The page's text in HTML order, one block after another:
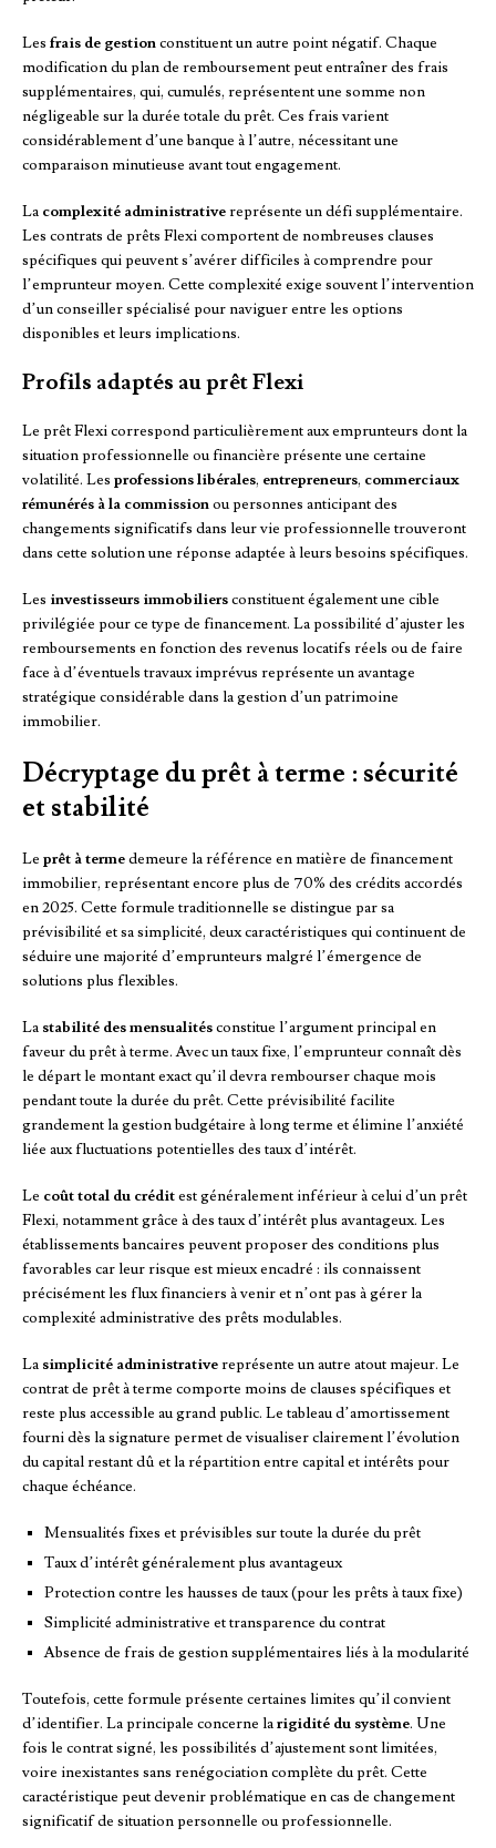
Les frais de gestionconstituent un autre point négatif. Chaque
modification du plan de remboursement peut entraîner des frais
supplémentaires, qui, cumulés, représentent une somme non
négligeable sur la durée totale du prêt. Ces frais varient
considérablement d’une banque à l’autre, nécessitant une
comparaison minutieuse avant tout engagement.
La complexité administrativereprésente un défi supplémentaire.
Les contrats de prêts Flexi comportent de nombreuses clauses
spécifiques qui peuvent s’avérer difficiles à comprendre pour
l’emprunteur moyen. Cette complexité exige souvent l’intervention
d’un conseiller spécialisé pour naviguer entre les options
disponibles et leurs implications.
Profils adaptés au prêt Flexi
Le prêt Flexi correspond particulièrement aux emprunteurs dont la
situation professionnelle ou financière présente une certaine
volatilité. Les professions libérales, entrepreneurs, commerciaux
rémunérés à la commissionou personnes anticipant des
changements significatifs dans leur vie professionnelle trouveront
dans cette solution une réponse adaptée à leurs besoins spécifiques.
Les investisseurs immobiliersconstituent également une cible
privilégiée pour ce type de financement. La possibilité d’ajuster les
remboursements en fonction des revenus locatifs réels ou de faire
face à d’éventuels travaux imprévus représente un avantage
stratégique considérable dans la gestion d’un patrimoine
immobilier.
Décryptage du prêt à terme : sécurité
et stabilité
Le prêt à termedemeure la référence en matière de financement
immobilier, représentant encore plus de 70% des crédits accordés
en 2025. Cette formule traditionnelle se distingue par sa
prévisibilité et sa simplicité, deux caractéristiques qui continuent de
séduire une majorité d’emprunteurs malgré l’émergence de
solutions plus flexibles.
La stabilité des mensualitésconstitue l’argument principal en
faveur du prêt à terme. Avec un taux fixe, l’emprunteur connaît dès
le départ le montant exact qu’il devra rembourser chaque mois
pendant toute la durée du prêt. Cette prévisibilité facilite
grandement la gestion budgétaire à long terme et élimine l’anxiété
liée aux fluctuations potentielles des taux d’intérêt.
Le coût total du créditest généralement inférieur à celui d’un prêt
Flexi, notamment grâce à des taux d’intérêt plus avantageux. Les
établissements bancaires peuvent proposer des conditions plus
favorables car leur risque est mieux encadré : ils connaissent
précisément les flux financiers à venir et n’ont pas à gérer la
complexité administrative des prêts modulables.
La simplicité administrativereprésente un autre atout majeur. Le
contrat de prêt à terme comporte moins de clauses spécifiques et
reste plus accessible au grand public. Le tableau d’amortissement
fourni dès la signature permet de visualiser clairement l’évolution
du capital restant dû et la répartition entre capital et intérêts pour
chaque échéance.
Mensualités fixes et prévisibles sur toute la durée du prêt
Taux d’intérêt généralement plus avantageux
Protection contre les hausses de taux (pour les prêts à taux fixe)
Simplicité administrative et transparence du contrat
Absence de frais de gestion supplémentaires liés à la modularité
Toutefois, cette formule présente certaines limites qu’il convient
d’identifier. La principale concerne larigidité du système. Une
fois le contrat signé, les possibilités d’ajustement sont limitées,
voire inexistantes sans renégociation complète du prêt. Cette
caractéristique peut devenir problématique en cas de changement
significatif de situation personnelle ou professionnelle.